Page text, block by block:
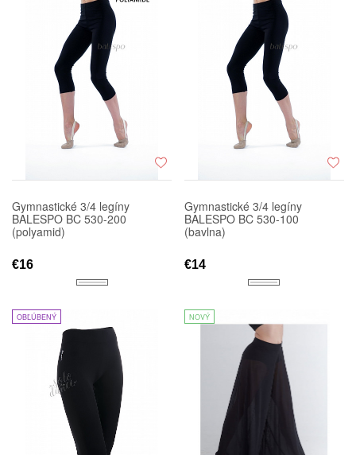
Gymnastické 3/4 legíny
BALESPO BC 530-200
(polyamid)
€16
Gymnastické 3/4 legíny
BALESPO BC 530-100
(bavlna)
€14
OBĽÚBENÝ NOVÝ